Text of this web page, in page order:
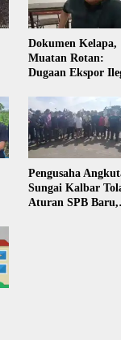
Dokumen Kelapa,
Muatan Rotan:
Dugaan Ekspor
Publik Kalbar
Pengusaha
Sungai Kalbar
Aturan SPB Baru,